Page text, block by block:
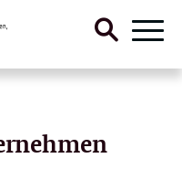
Suche
Menü